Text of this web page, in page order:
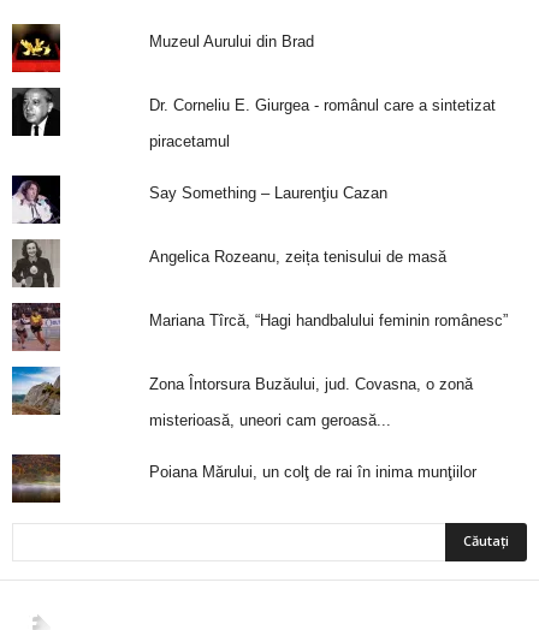
Muzeul Aurului din Brad
Dr. Corneliu E. Giurgea - românul care a sintetizat
piracetamul
Say Something – Laurenţiu Cazan
Angelica Rozeanu, zeița tenisului de masă
Mariana Tîrcă, “Hagi handbalului feminin românesc”
Zona Întorsura Buzăului, jud. Covasna, o zonă
misterioasă, uneori cam geroasă...
Poiana Mărului, un colţ de rai în inima munţiilor